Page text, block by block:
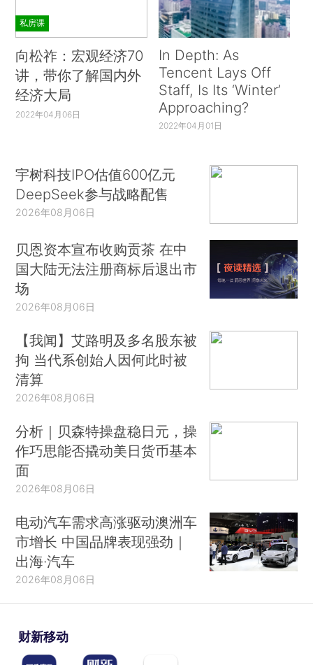
私房课
向松祚：宏观经济70
讲，带你了解国内外
经济大局
2022年04月06日
In Depth: As
Tencent Lays Off
Staff, Is Its ‘Winter’
Approaching?
2022年04月01日
宇树科技IPO估值600亿元
DeepSeek参与战略配售
2026年08月06日
贝恩资本宣布收购贡茶 在中
国大陆无法注册商标后退出市
场
2026年08月06日
【我闻】艾路明及多名股东被
拘 当代系创始人因何此时被
清算
2026年08月06日
分析｜贝森特操盘稳日元，操
作巧思能否撬动美日货币基本
面
2026年08月06日
电动汽车需求高涨驱动澳洲车
市增长 中国品牌表现强劲｜
出海·汽车
2026年08月06日
财新移动